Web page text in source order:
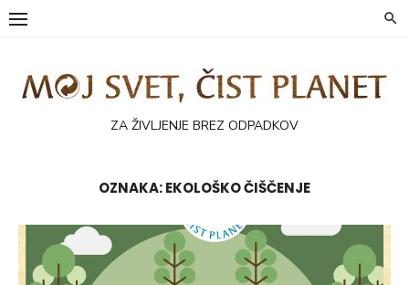
Skip
ZA ŽIVLJENJE BREZ ODPADKOV
OZNAKA:EKOLOŠKO ČIŠČENJE